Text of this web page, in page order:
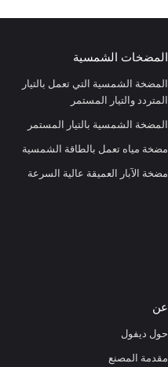
المضخات الشمسية
المضخة الشمسية التي تعمل بالتيار
المتردد والتيار المستمر
المضخة الشمسية بالتيار المستمر
مضخة مياه تعمل بالطاقة الشمسية
مضخة الآبار العميقة عالية السرعة
عن
حول ديفول
مقدمة المصنع